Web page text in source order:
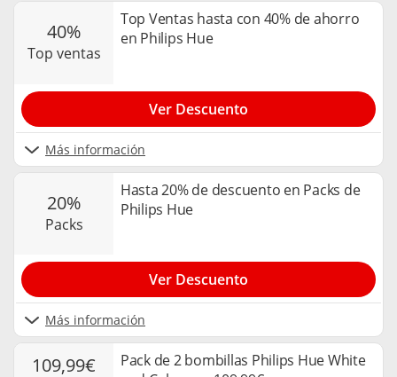
40%
top ventas
Top Ventas hasta con 40% de ahorro
en Philips Hue
Más información
Ver Descuento
20%
packs
Hasta 20% de descuento en Packs de
Philips Hue
Más información
Ver Descuento
109,99€
Pack de 2 bombillas Philips Hue White